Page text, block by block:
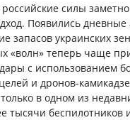
силы заметно
Появились дневные
запасов украинских
«волн» теперь чаще
с использованием
и дронов-
в одном из
тысячи беспилотников